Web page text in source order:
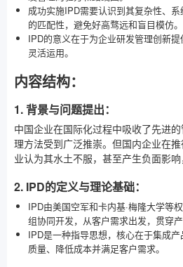
成功实施IPD需要认识到其复杂性、
的匹配性，避免好高骛远和盲目模仿。
IPD的意义在于为企业研发管理创新
灵活运用。
内容结构：
1. 背景与问题提出：
中国企业在国际化过程中吸收了先进
理方法受到广泛推崇。但国内企业在
业认为其水土不服，甚至产生负面影响
2. IPD的定义与理论基础：
IPD由美国空军和卡内基·梅隆大学等
组协同开发，从客户需求出发，贯穿产
IPD是一种指导思想，核心在于集成
质量、降低成本并满足客户需求。